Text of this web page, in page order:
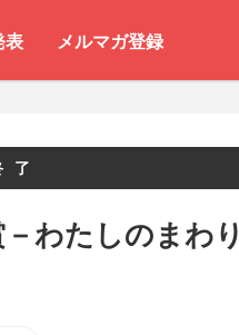
表 メルマガ登録
了
わたしのまわ